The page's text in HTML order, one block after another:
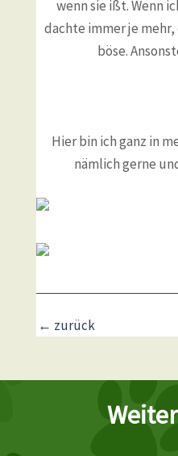
wenn sie ißt. Wenn
dachte immer je
böse.
Hier bin ich ganz in
nämlich gerne
← zurück